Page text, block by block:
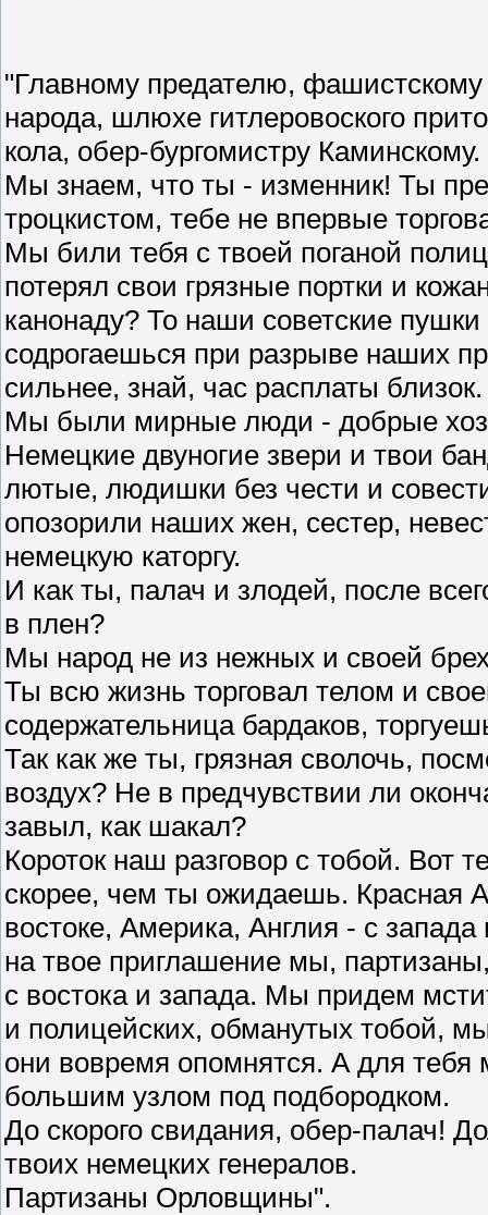
"Главному предателю, фашистскому
народа, шлюхе гитлеровоского
кола, обер-бургомистру
Мы знаем, что ты - изменник! Ты
троцкистом, тебе не впервые
Мы били тебя с твоей поганой
потерял свои грязные портки и
канонаду? То наши советские
содрогаешься при разрыве наших
сильнее, знай, час расплаты близок.
Мы были мирные люди - добрые
Немецкие двуногие звери и твои
лютые, людишки без чести и
опозорили наших жен, сестер,
немецкую каторгу.
И как ты, палач и злодей, после
в плен?
Мы народ не из нежных и своей
Ты всю жизнь торговал телом и
содержательница бардаков,
Так как же ты, грязная сволочь,
воздух? Не в предчувствии ли
завыл, как шакал?
Короток наш разговор с тобой. Вот
скорее, чем ты ожидаешь. Красная
востоке, Америка, Англия - с
на твое приглашение мы,
с востока и запада. Мы придем
и полицейских, обманутых тобой,
они вовремя опомнятся. А для
большим узлом под подбородком.
До скорого свидания, обер-палач!
твоих немецких генералов.
Партизаны Орловщины".